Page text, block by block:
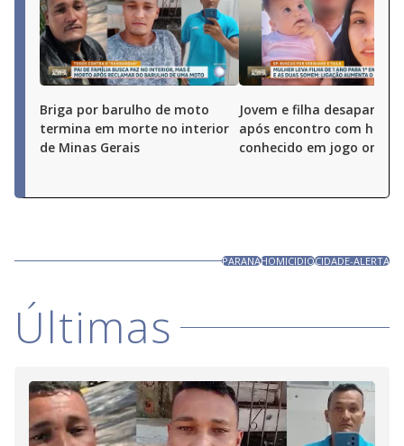
Briga por barulho de moto
termina em morte no interior
de Minas Gerais
Jovem e filha
após encontro com
conhecido em jogo online
PARANAHOMICIDIOCIDADE-ALERTA
Últimas